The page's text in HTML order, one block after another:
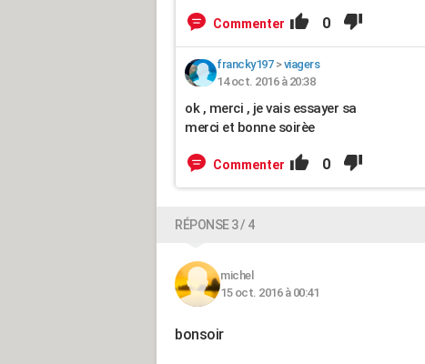
Commenter 0
francky197>viagers
14 oct. 2016 à 20:38
ok , merci , je vais essayer sa
merci et bonne soirèe
Commenter 0
RÉPONSE 3 / 4
michel
15 oct. 2016 à 00:41
bonsoir